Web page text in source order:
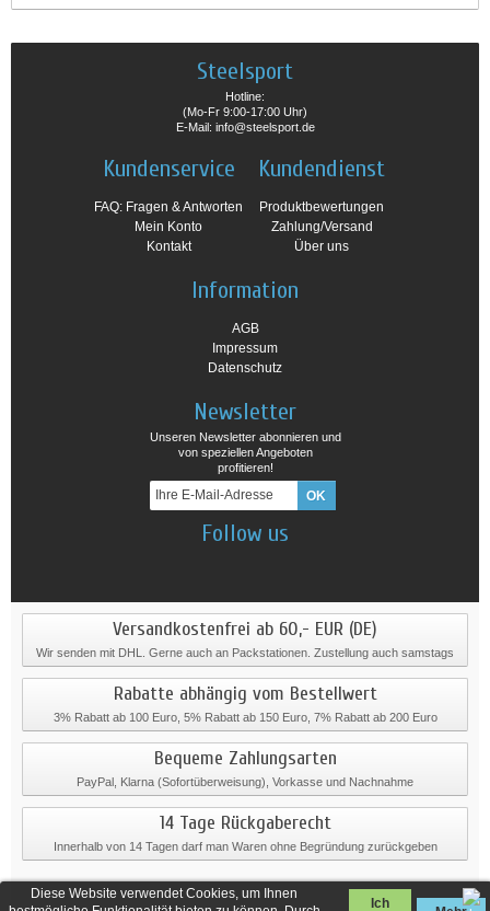
Diese Website verwendet Cookies, um Ihnen
Ich
Steelsport
Hotline:
(Mo-Fr 9:00-17:00 Uhr)
E-Mail: info@steelsport.de
Kundenservice
FAQ: Fragen & Antworten
Mein Konto
Kontakt
Kundendienst
Produktbewertungen
Zahlung/Versand
Über uns
Information
AGB
Impressum
Datenschutz
Newsletter
Unseren Newsletter abonnieren und
von speziellen Angeboten
profitieren!
Follow us
Versandkostenfrei ab 60,- EUR (DE)
Wir senden mit DHL. Gerne auch an Packstationen. Zustellung auch samstags
Rabatte abhängig vom Bestellwert
3% Rabatt ab 100 Euro, 5% Rabatt ab 150 Euro, 7% Rabatt ab 200 Euro
Bequeme Zahlungsarten
PayPal, Klarna (Sofortüberweisung), Vorkasse und Nachnahme
14 Tage Rückgaberecht
Innerhalb von 14 Tagen darf man Waren ohne Begründung zurückgeben